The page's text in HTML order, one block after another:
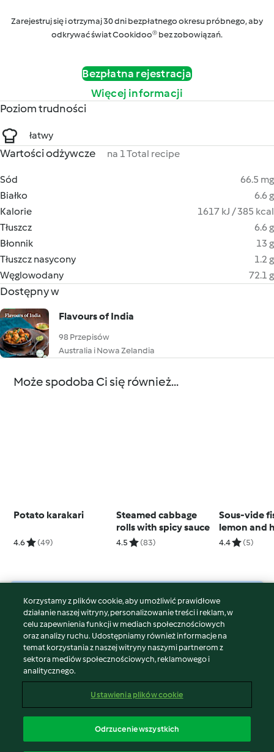
Zarejestruj się i otrzymaj 30 dni bezpłatnego okresu próbnego, aby
odkrywać świat Cookidoo® bez zobowiązań.
Bezpłatna rejestracja
Więcej informacji
Poziom trudności
łatwy
Wartości odżywcze na 1 Total recipe
Sód
66.5 mg
Białko
6.6 g
Kalorie
1617 kJ / 385 kcal
Tłuszcz
6.6 g
Błonnik
13 g
Tłuszcz nasycony
1.2 g
Węglowodany
72.1 g
Dostępny w
Flavours of India
98 Przepisów
Australia i Nowa Zelandia
Może spodoba Ci się również...
Potato karakari
4.6 (49)
Steamed cabbage
rolls with spicy sauce
4.5 (83)
Sous-vide
lemon and
4.4 (5)
© Copyright 2026
Warunki korzystania
Polityka prywatności
Disclaimer
Znak wydawcy
Zgłoś treść
Oświadczenie o dostępności
Korzystamy z plików cookie, aby umożliwić prawidłowe
działanie naszej witryny, personalizowanie treści i reklam, w
celu zapewnienia funkcji w mediach społecznościowych
oraz analizy ruchu. Udostępniamy również informacje na
temat korzystania z naszej witryny naszymi partnerom z
sektora mediów społecznościowych, reklamowego i
analitycznego.
Ustawienia plików cookie
Odrzucenie wszystkich